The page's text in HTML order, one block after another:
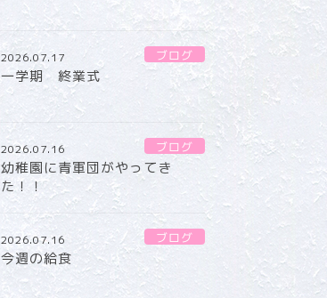
2026.07.17 ブログ
一学期 終業式
2026.07.16 ブログ
幼稚園に青軍団がやってき
た！！
2026.07.16 ブログ
今週の給食